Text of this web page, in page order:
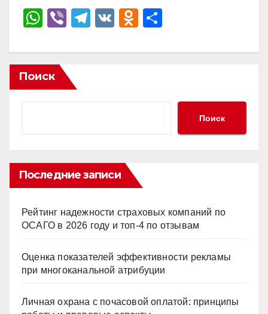
W
at
s
A
Vi
er
T
e
V
O
n
р
ть
Поиск
Поиск
Последние записи
Рейтинг надежности страховых компаний по
ОСАГО в 2026 году и топ-4 по отзывам
Оценка показателей эффективности рекламы
при многоканальной атрибуции
Личная охрана с почасовой оплатой: принципы